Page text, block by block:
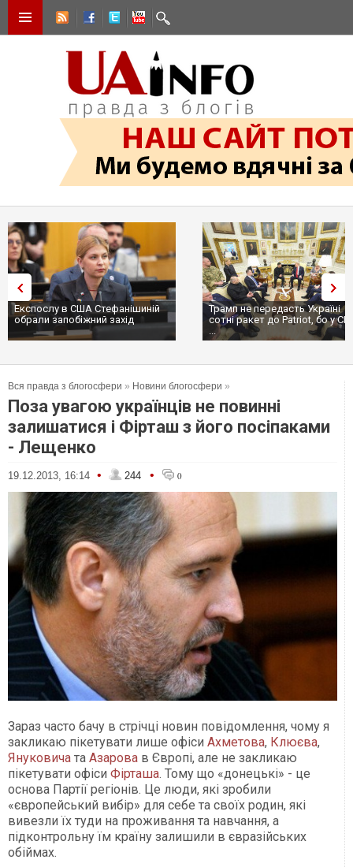
Експослу в США Стефанішиній
обрали запобіжний захід
Трамп не передасть Україні
сотні ракет до Patriot, бо у
...
Вся правда з блогосфери » Новини блогосфери »
Поза увагою українців не повинні
залишатися і Фірташ з його посіпаками
- Лещенко
19.12.2013, 16:14 • 244 • 0
Зараз часто бачу в стрічці новин повідомлення, чому я
закликаю пікетувати лише офіси Ахметова, Клюєва,
Януковича та Азарова в Європі, але не закликаю
пікетувати офіси Фірташа. Тому що «донецькі» - це
основа Партії регіонів. Це люди, які зробили
«європейський вибір» для себе та своїх родин, які
вивезли їх туди на проживання та навчання, а
підконтрольну їм країну залишили в євразійських
обіймах.